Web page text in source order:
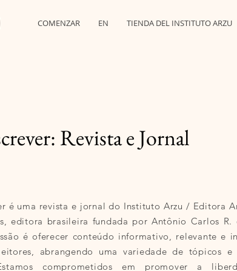
COMENZAR EN TIENDA DEL INSTITUTO ARZU
Revista e Jornal
é uma revista e jornal do Instituto Arzu / Editora
editora brasileira fundada por Antônio Carlos R.
é oferecer conteúdo informativo, relevante e
abrangendo uma variedade de tópicos e
comprometidos em promover a